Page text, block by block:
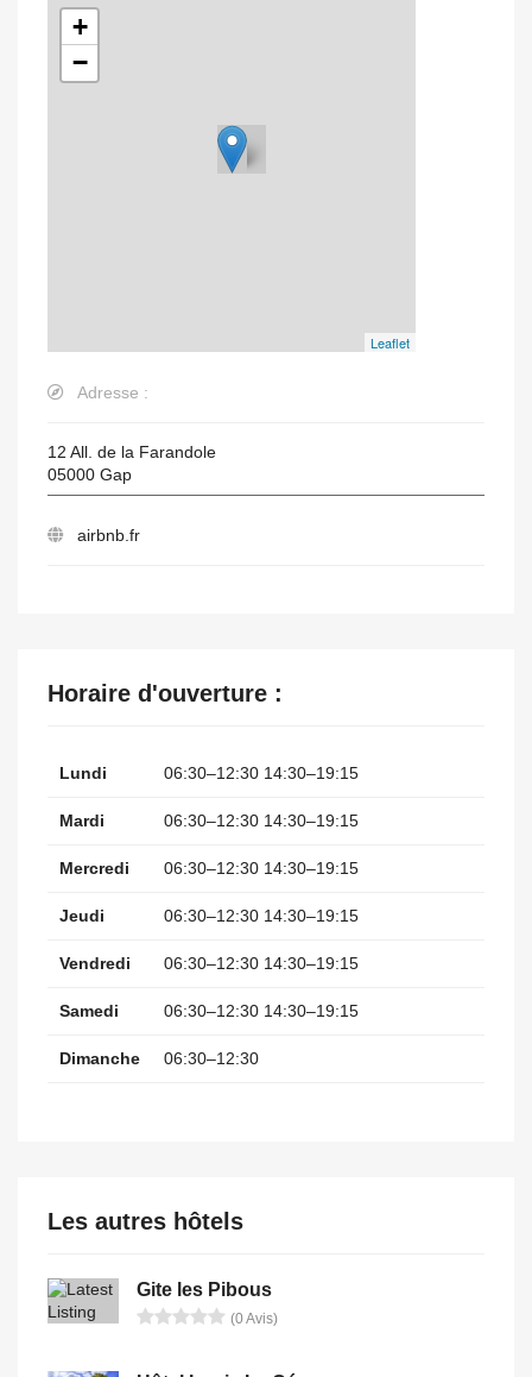
+
−
Leaflet
Adresse :
12 All. de la Farandole
05000 Gap
airbnb.fr
Horaire d'ouverture :
Lundi 06:30–12:30 14:30–19:15
Mardi 06:30–12:30 14:30–19:15
Mercredi 06:30–12:30 14:30–19:15
Jeudi 06:30–12:30 14:30–19:15
Vendredi 06:30–12:30 14:30–19:15
Samedi 06:30–12:30 14:30–19:15
Dimanche 06:30–12:30
Les autres hôtels
Gite les Pibous
(0 Avis)